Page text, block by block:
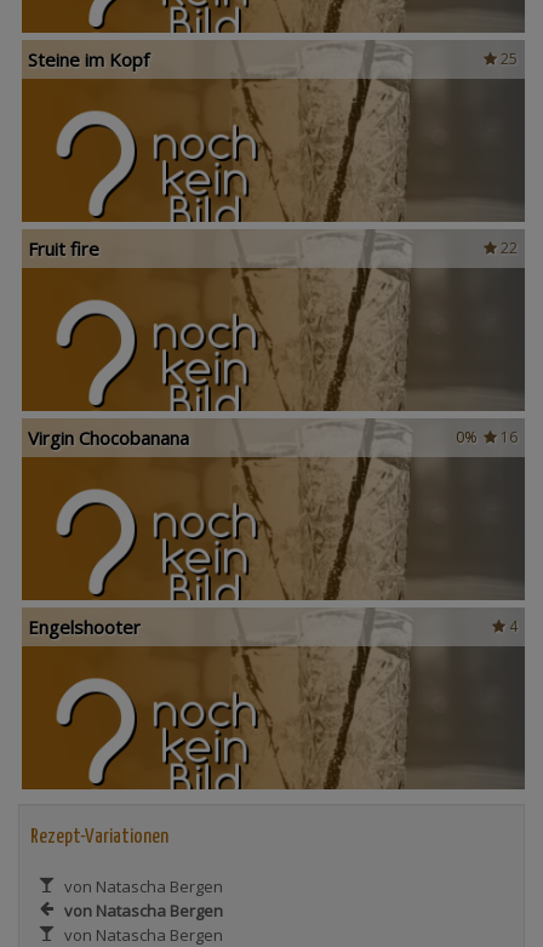
25
Steine im Kopf
22
Fruit fire
16
0%
Virgin Chocobanana
4
Engelshooter
Rezept-Variationen
von Natascha Bergen
von Natascha Bergen
von Natascha Bergen